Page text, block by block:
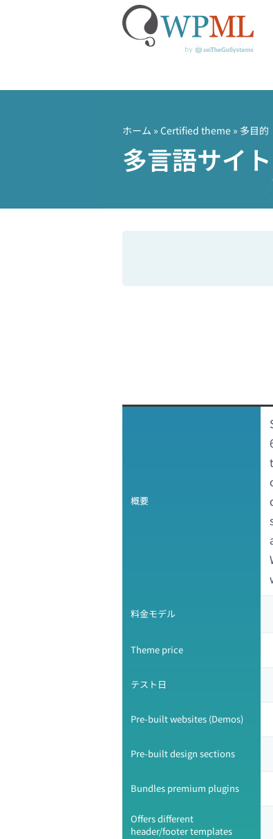
キ
ホーム » Certified theme » 多目的
多言語サイ
概要
料金モデル
Theme price
テスト日
Pre-built websites (Demos)
Pre-built design sections
Bundles premium plugins
Offers different
header/footer templates